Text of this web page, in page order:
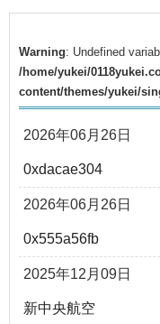
Warning: Undefined
/home/yukei/
content/themes/yukei/
2026年06月26日
0xdacae304
2026年06月26日
0x555a56fb
2025年12月09日
新中央航空